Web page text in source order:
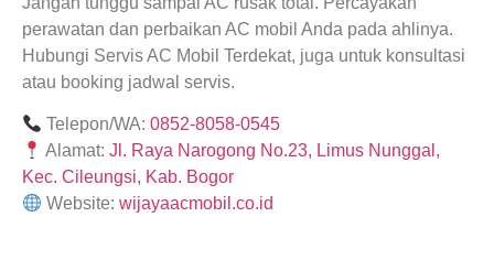
perawatan dan perbaikan AC mobil Anda pada ahlinya.
Hubungi Servis AC Mobil Terdekat, juga untuk konsultasi
atau booking jadwal servis.
Telepon/WA:0852-8058-0545
Alamat:Jl. Raya Narogong No.23, Limus Nunggal,
Kec. Cileungsi, Kab. Bogor
Website:wijayaacmobil.co.id